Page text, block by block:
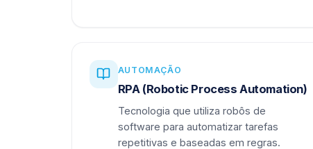
AUTOMAÇÃO
RPA (Robotic Process Automation)
Tecnologia que utiliza robôs de
software para automatizar tarefas
repetitivas e baseadas em regras.